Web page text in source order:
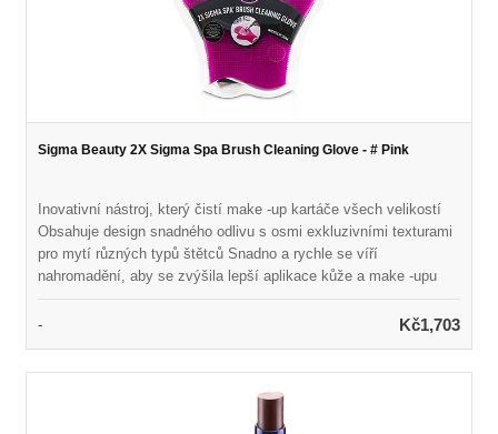
Sigma Beauty 2X Sigma Spa Brush Cleaning Glove - # Pink
Inovativní nástroj, který čistí make -up kartáče všech velikostí
Obsahuje design snadného odlivu s osmi exkluzivními texturami
pro mytí různých typů štětců Snadno a rychle se víří
nahromadění, aby se zvýšila lepší aplikace kůže a make -upu
Interiérová rukavice z mikrovlákna pomáhá leště Netoxický
- Kč1,703